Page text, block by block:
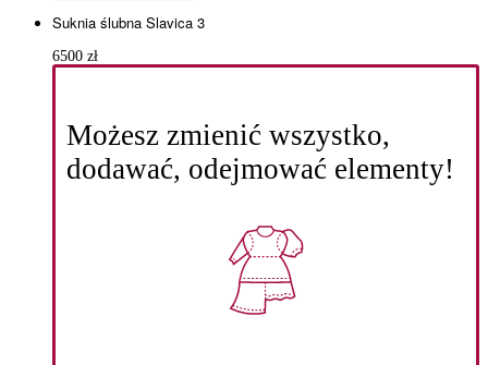
Suknia ślubna Slavica 3
6500 zł
Możesz zmienić wszystko,
dodawać, odejmować elementy!